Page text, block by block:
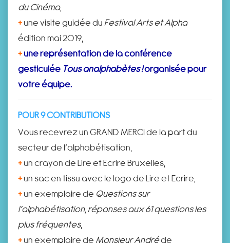
du Cinéma,
+une visite guidée du Festival Arts et Alpha
édition mai 2019,
+une représentation de la conférence
gesticulée Tous analphabètes !organisée pour
votre équipe.
POUR 9 CONTRIBUTIONS
Vous recevrez un GRAND MERCI de la part du
secteur de l’alphabétisation,
+un crayon de Lire et Ecrire Bruxelles,
+un sac en tissu avec le logo de Lire et Ecrire,
+un exemplaire de Questions sur
l’alphabétisation, réponses aux 61 questions les
plus fréquentes,
+un exemplaire de Monsieur Andréde